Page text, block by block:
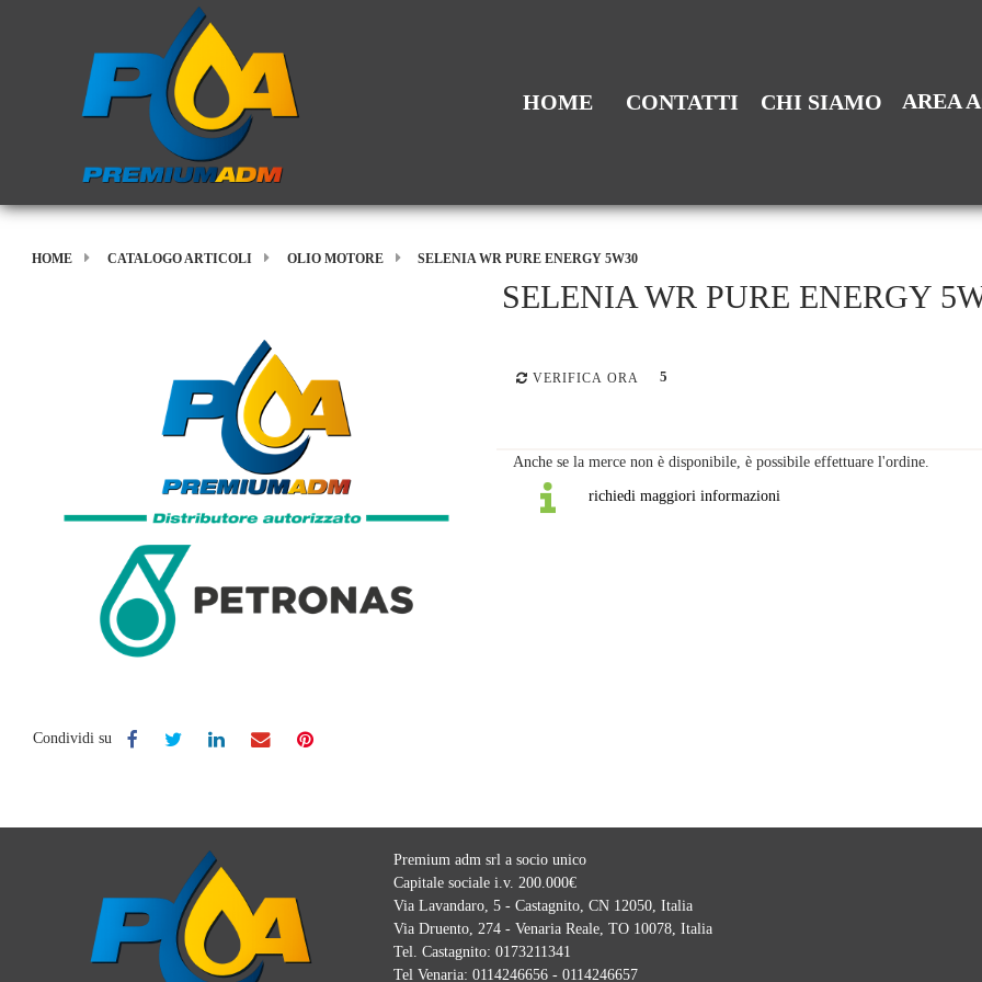
HOME CONTATTI CHI SIAMO AREA
HOME CATALOGO ARTICOLI OLIO MOTORE SELENIA WR PURE ENERGY 5W30
SELENIA WR PURE ENERGY
VERIFICA ORA 5
Anche se la merce non è disponibile, è possibile effettuare l'ordine.
richiedi maggiori informazioni
Condividi su
Premium adm srl a socio unico
Capitale sociale i.v. 200.000€
Via Lavandaro, 5 - Castagnito, CN 12050, Italia
Via Druento, 274 - Venaria Reale, TO 10078, Italia
Tel. Castagnito: 0173211341
Tel Venaria: 0114246656 - 0114246657